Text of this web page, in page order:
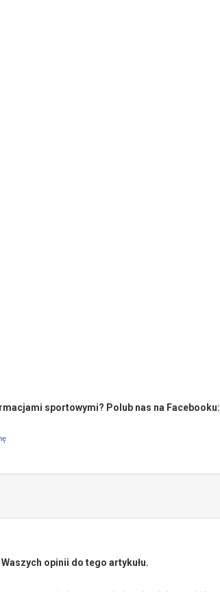
sportowymi? Polub nas na Facebooku:
Waszych opinii do tego artykułu.